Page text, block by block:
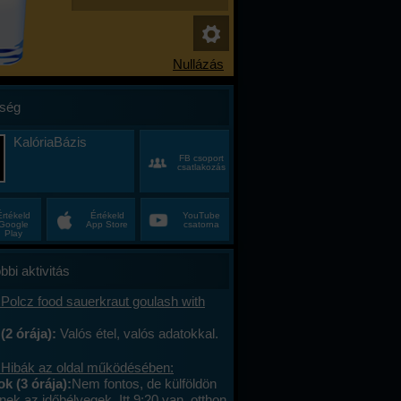
KalóriaBázis
FB csoport
csatlakozás
Play
Értékeld
App Store
YouTube
csatorna
aktivitás
food sauerkraut goulash with
órája): Valós étel, valós adatokkal.
az oldal működésében:
(3 órája):Nem fontos, de külföldön